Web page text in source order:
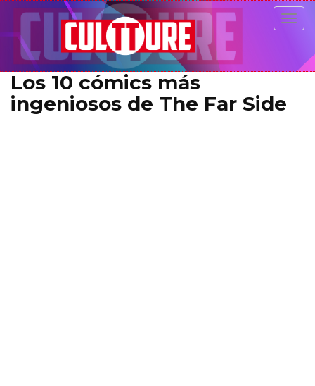
Los 10 cómics más
ingeniosos de The Far Side